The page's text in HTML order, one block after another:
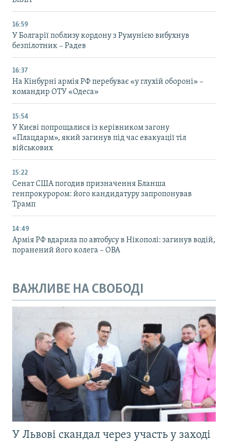
16:59
У Болгарії поблизу кордону з Румунією вибухнув
безпілотник – Радев
16:37
На Кінбурні армія РФ перебуває «у глухій обороні» –
командир ОТУ «Одеса»
15:54
У Києві попрощалися із керівником загону
«Плацдарм», який загинув під час евакуації тіл
військових
15:22
Сенат США погодив призначення Бланша
генпрокурором: його кандидатуру запропонував
Трамп
14:49
Армія РФ вдарила по автобусу в Нікополі: загинув водій,
поранений його колега – ОВА
ВАЖЛИВЕ НА СВОБОДІ
У Львові скандал через участь у заході